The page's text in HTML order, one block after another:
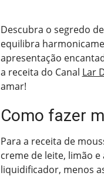
Descubra o segredo
equilibra
apresentação
a receita do Canal Lar
amar!
Como fazer
Para a receita de
creme de leite, limão
liquidificador, menos